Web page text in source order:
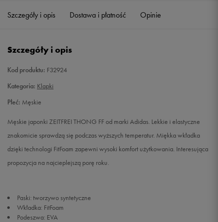
45 1/3 29 cm
Szczegóły i opis Dostawa i płatność Opinie
Szczegóły i opis
Kod produktu: F32924
Kategoria: Klapki
Płeć: Męskie
Męskie japonki ZEITFREI THONG FF od marki Adidas. Lekkie i elastyczne
znakomicie sprawdzą się podczas wyższych temperatur. Miękka wkładka
dzięki technologi FitFoam zapewni wysoki komfort użytkowania. Interesująca
propozycja na najcieplejszą porę roku.
Paski: tworzywo syntetyczne
Wkładka: FitFoam
Podeszwa: EVA